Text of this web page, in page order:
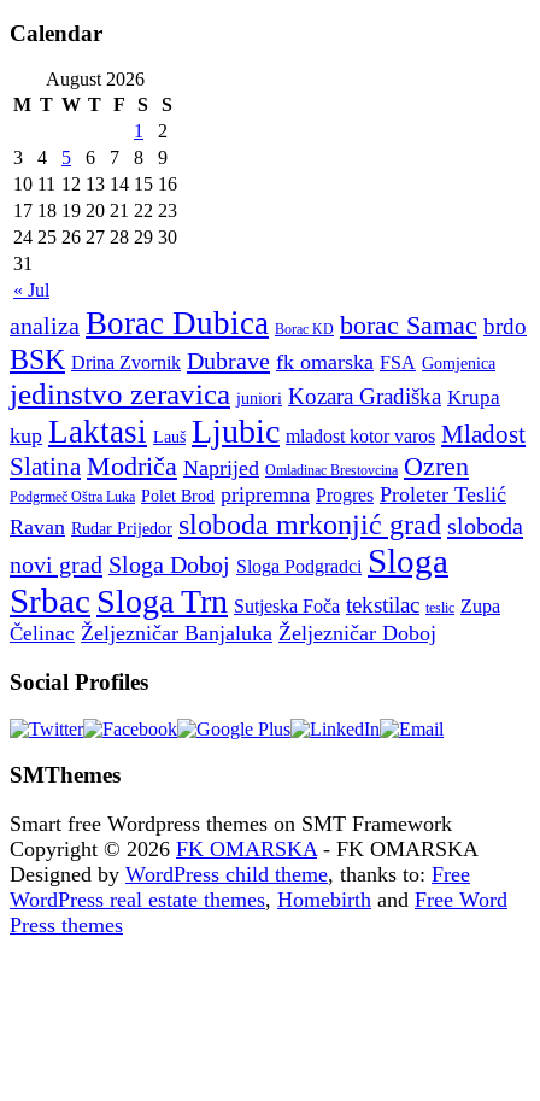
Calendar
August 2026
M T W T F S S
« Jul
1
2
3
4 5 6 7 8
9
10 11 12 13 14 15 16
17 18 19 20 21 22 23
24 25 26 27 28 29 30
31
analiza Borac Dubica Borac KD borac Samac brdo
BSK Drina Zvornik Dubrave fk omarska FSA Gomjenica
jedinstvo zeravica juniori Kozara Gradiška Krupa
kup Laktasi Lauš Ljubic mladost kotor varos Mladost
Slatina Modriča Naprijed Omladinac Brestovcina Ozren
Podgrmeč Oštra Luka Polet Brod pripremna Progres Proleter Teslić
Ravan Rudar Prijedor sloboda mrkonjić grad sloboda
novi grad Sloga Doboj Sloga Podgradci Sloga
Srbac Sloga Trn Sutjeska Foča tekstilac teslic Zupa
Čelinac Željezničar Banjaluka Željezničar Doboj
Social Profiles
SMThemes
Smart free Wordpress themes on SMT Framework
Copyright © 2026 FK OMARSKA- FK OMARSKA
Designed by WordPress child theme, thanks to: Free
WordPress real estate themes, Homebirth and Free Word
Press themes